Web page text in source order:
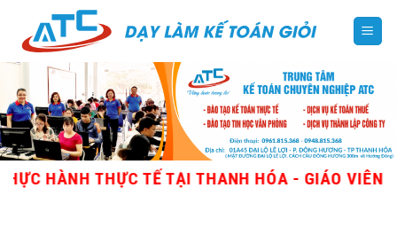
content
THỰC TẾ TẠI THANH HÓA - GIÁO VIÊN GIỎI,